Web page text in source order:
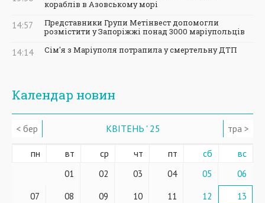
кораблів в Азовському морі
14:57
Представники Групи Метінвест допомогли
розмістити у Запоріжжі понад 3000 маріупольців
14:14 Сім'я з Маріуполя потрапила у смертельну ДТП
Календар новин
< бер КВІТЕНЬ ' 25 тра >
пн вт ср чт пт сб вс
01 02 03 04 05
06
07
08 09 10 11 12
13